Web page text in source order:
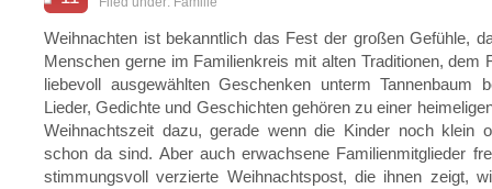
Weihnachten ist bekanntlich das Fest der großen Gefühle,
Menschen gerne im Familienkreis mit alten Traditionen, dem
liebevoll ausgewählten Geschenken unterm Tannenbaum
Lieder, Gedichte und Geschichten gehören zu einer
Weihnachtszeit dazu, gerade wenn die Kinder noch klein
schon da sind. Aber auch erwachsene Familienmitglieder
stimmungsvoll verzierte Weihnachtspost, die ihnen zeigt,